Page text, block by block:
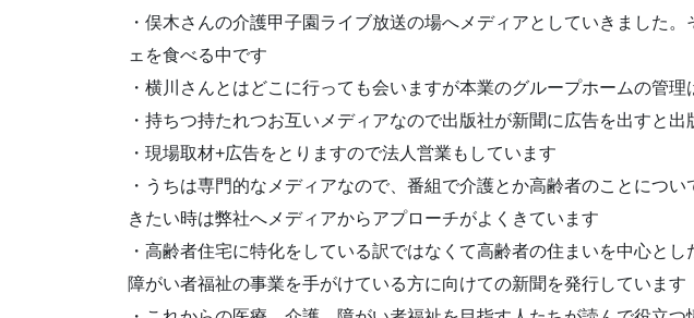
・俣木さんの介護甲子園ライブ放送の場へメディアとしていきました
ェを食べる中です
・横川さんとはどこに行っても会いますが本業のグループホームの管
・持ちつ持たれつお互いメディアなので出版社が新聞に広告を出すと出
・現場取材+広告をとりますので法人営業もしています
・うちは専門的なメディアなので、番組で介護とか高齢者のことにつ
きたい時は弊社へメディアからアプローチがよくきています
・高齢者住宅に特化をしている訳ではなくて高齢者の住まいを中心とし
障がい者福祉の事業を手がけている方に向けての新聞を発行しています